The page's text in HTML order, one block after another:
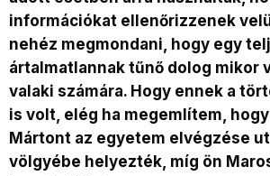
információkat ellenőrizzenek
nehéz megmondani, hogy egy
ártalmatlannak tűnő dolog mikor
valaki számára. Hogy ennek a
is volt, elég ha megemlítem,
Mártont az egyetem elvégzése
völgyébe helyezték, míg ön